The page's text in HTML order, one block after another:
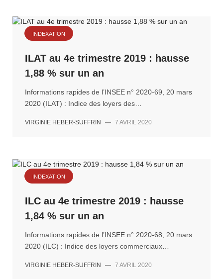
INDEXATION
ILAT au 4e trimestre 2019 : hausse
1,88 % sur un an
Informations rapides de l’INSEE n° 2020-69, 20 mars
2020 (ILAT) : Indice des loyers des…
VIRGINIE HEBER-SUFFRIN — 7 AVRIL 2020
INDEXATION
ILC au 4e trimestre 2019 : hausse
1,84 % sur un an
Informations rapides de l’INSEE n° 2020-68, 20 mars
2020 (ILC) : Indice des loyers commerciaux…
VIRGINIE HEBER-SUFFRIN — 7 AVRIL 2020